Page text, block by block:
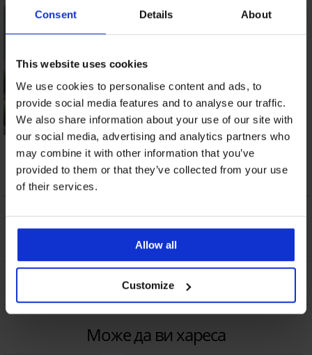
Consent Details About
This website uses cookies
We use cookies to personalise content and ads, to
provide social media features and to analyse our traffic.
We also share information about your use of our site with
our social media, advertising and analytics partners who
may combine it with other information that you’ve
provided to them or that they’ve collected from your use
of their services.
Allow all
Customize
Горнище на дамски
бански Stella Lila
13,50 €(26,40 лв.)
ТРАНСПОРТ И ПЛАЩАНЕ
ПОДДРЪЖКА И ПРАНЕ
Може да ви хареса